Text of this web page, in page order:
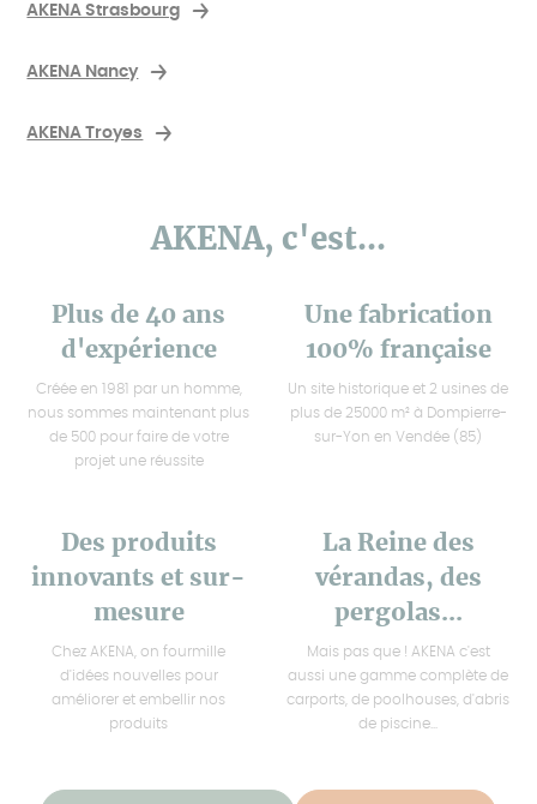
AKENA Strasbourg
AKENA Nancy
AKENA Troyes
AKENA, c'est...
Plus de 40 ans
d'expérience
Créée en 1981 par un homme,
nous sommes maintenant plus
de 500 pour faire de votre
projet une réussite
Une fabrication
100% française
Un site historique et 2 usines de
plus de 25000 m² à Dompierre-
sur-Yon en Vendée (85)
Des produits
innovants et sur-
mesure
Chez AKENA, on fourmille
d'idées nouvelles pour
améliorer et embellir nos
produits
La Reine des
vérandas, des
pergolas...
Mais pas que ! AKENA c'est
aussi une gamme complète de
carports, de poolhouses, d'abris
de piscine...